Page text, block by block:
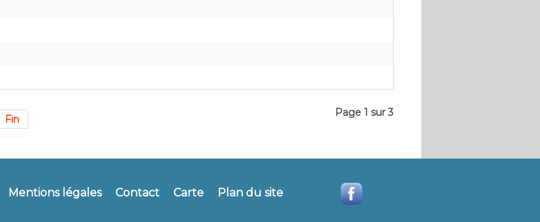
Page 1 sur 3
Fin
Mentions légales Contact Carte Plan du site